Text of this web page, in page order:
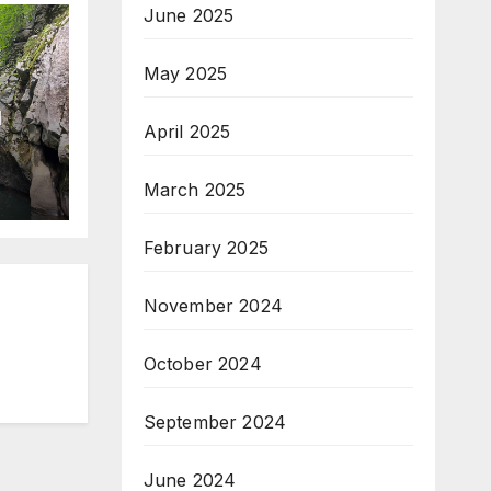
June 2025
May 2025
April 2025
March 2025
February 2025
November 2024
October 2024
September 2024
June 2024